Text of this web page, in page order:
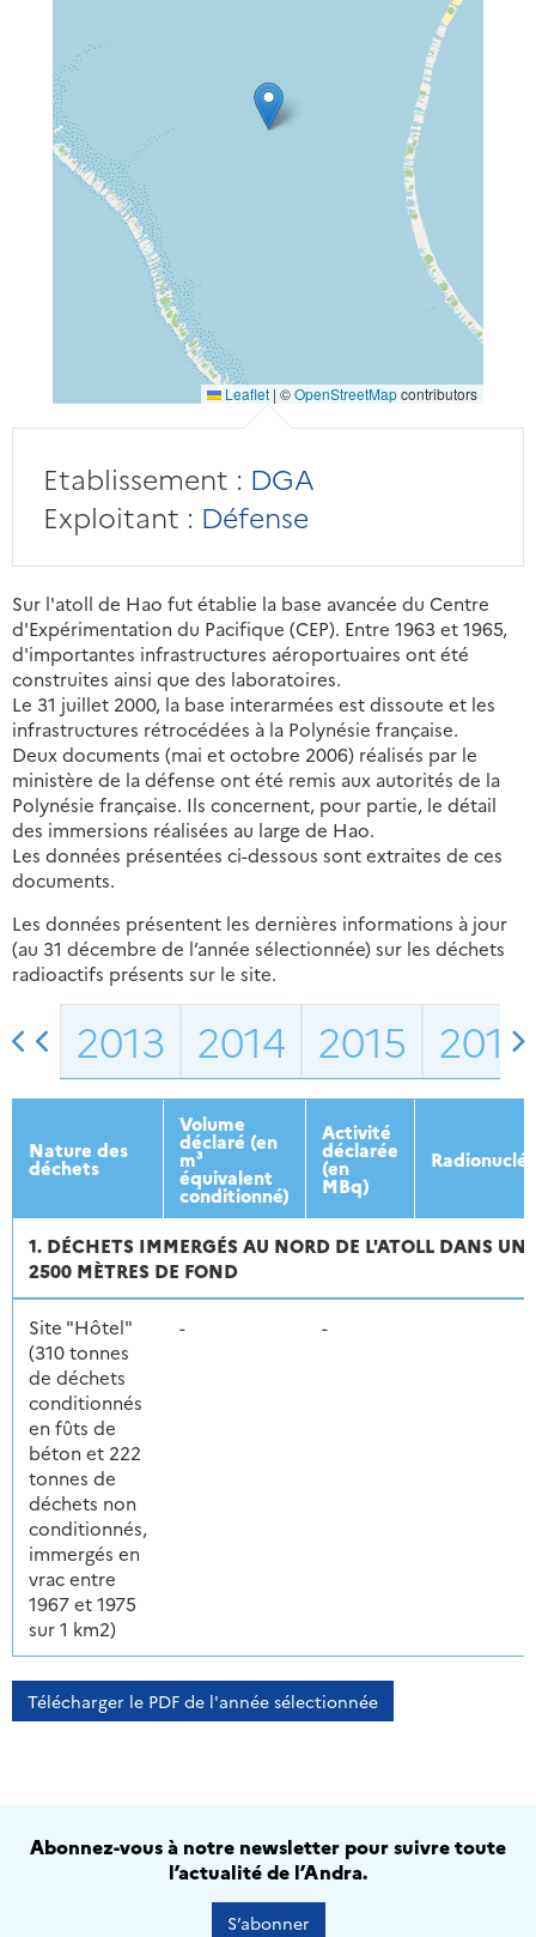
Leaflet | ©OpenStreetMapcontributors
Etablissement : DGA
Exploitant : Défense
Sur l'atoll de Hao fut établie la base avancée du Centre
d'Expérimentation du Pacifique (CEP). Entre 1963 et 1965,
d'importantes infrastructures aéroportuaires ont été
construites ainsi que des laboratoires.
Le 31 juillet 2000, la base interarmées est dissoute et les
infrastructures rétrocédées à la Polynésie française.
Deux documents (mai et octobre 2006) réalisés par le
ministère de la défense ont été remis aux autorités de la
Polynésie française. Ils concernent, pour partie, le détail
des immersions réalisées au large de Hao.
Les données présentées ci-dessous sont extraites de ces
documents.
Les données présentent les dernières informations à jour
(au 31 décembre de l’année sélectionnée) sur les déchets
radioactifs présents sur le site.
2013 2014 2015 2016
Nature des
déchets
Volume
déclaré (en
m³
équivalent
conditionné)
Activité
déclarée
(en
MBq)
1. DÉCHETS IMMERGÉS AU NORD DE L'ATOLL DANS
2500 MÈTRES DE FOND
Site "Hôtel"
(310 tonnes
de déchets
conditionnés
en fûts de
béton et 222
tonnes de
déchets non
conditionnés,
immergés en
vrac entre
1967 et 1975
sur 1 km2)
- -
Télécharger le PDF de l'année sélectionnée
Abonnez-vous à notre newsletter pour suivre toute
l’actualité de l’Andra.
S’abonner